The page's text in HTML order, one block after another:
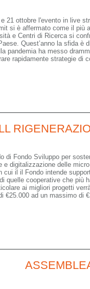
21 ottobre l'evento in live
si è affermato come il più
e Centri di Ricerca si
Quest’anno la sfida è
pandemia ha messo
rapidamente strategie di
di Fondo Sviluppo per
e digitalizzazione delle
cui il il Fondo intende
quelle cooperative che più
ai migliori progetti
€25.000 ad un massimo di